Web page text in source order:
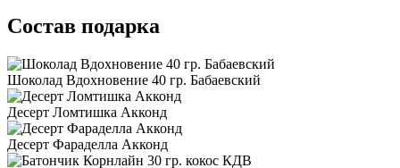
Состав подарка
Шоколад Вдохновение 40 гр. Бабаевский
Десерт Ломтишка Акконд
Десерт Фараделла Акконд